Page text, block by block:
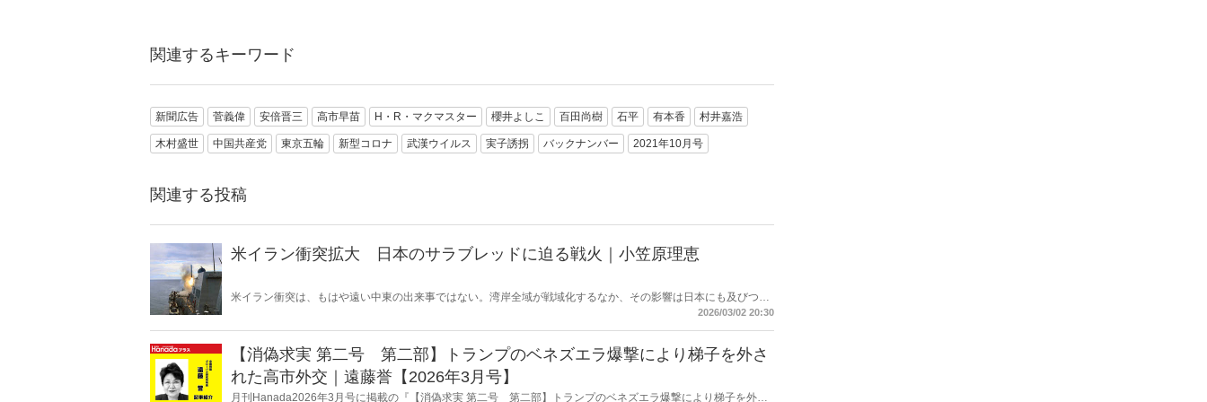
関連するキーワード
新聞広告 菅義偉 安倍晋三 高市早苗 H・R・マクマスター 櫻井よしこ 百田尚樹 石平 有本香 村井嘉浩
木村盛世 中国共産党 東京五輪 新型コロナ 武漢ウイルス 実子誘拐 バックナンバー 2021年10月号
関連する投稿
米イラン衝突拡大 日本のサラブレッドに迫る戦火｜小笠原理恵
米イラン衝突は、もはや遠い中東の出来事ではない。湾岸全域が戦域化するなか、その影響は日本にも及びつつ
ある。石油備蓄やエネルギー価格の高騰については多く報じられているが、見落とされがちな問題がある。邦人
2026/03/02 20:30
【消偽求実 第二号 第二部】トランプのベネズエラ爆撃により梯子を外さ
れた高市外交｜遠藤誉【2026年3月号】
月刊Hanada2026年3月号に掲載の『【消偽求実 第二号 第二部】トランプのベネズエラ爆撃により梯子を外さ